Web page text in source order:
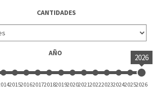
CANTIDADES
AÑO 2026
201520162017201820192020202120222023202420252026